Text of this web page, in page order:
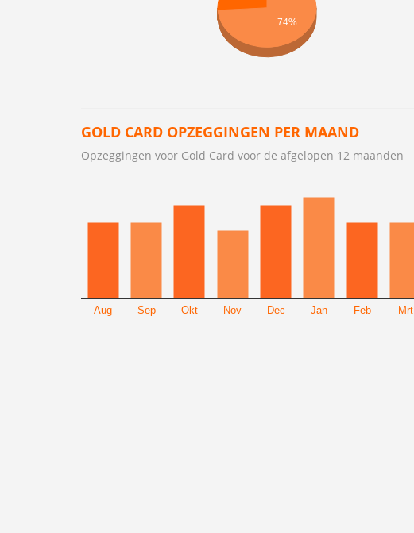
74%
GOLD CARD OPZEGGINGEN PER MAAND
Opzeggingen voor Gold Card voor de afgelopen 12 maanden
Aug Sep Okt Nov Dec Jan Feb Mrt